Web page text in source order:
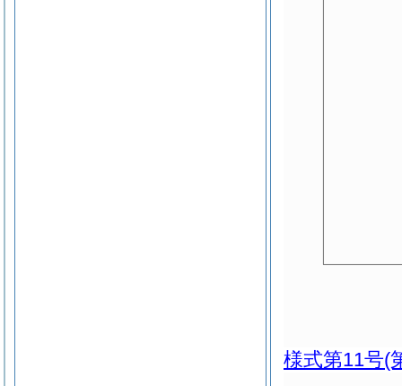
様式第11号(